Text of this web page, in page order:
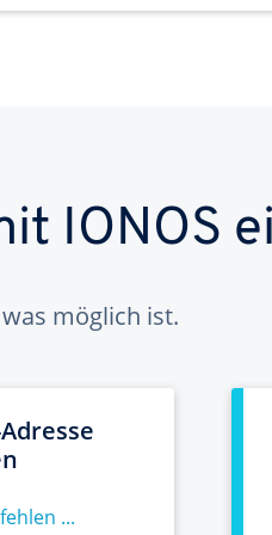
IONOS
möglich ist.
...